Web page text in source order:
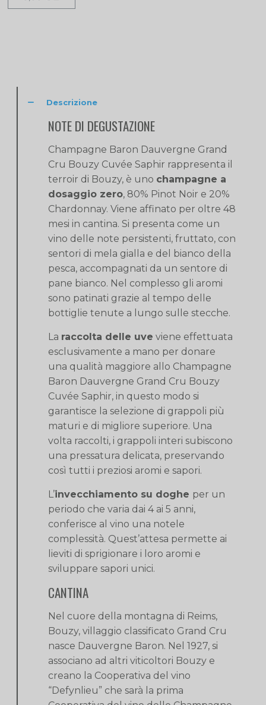
Descrizione
NOTE DI DEGUSTAZIONE
Champagne Baron Dauvergne Grand
Cru Bouzy​ Cuvée Saphir rappresenta il
terroir di Bouzy, è uno champagne a
dosaggio zero, 80% Pinot Noir e 20%
Chardonnay. Viene affinato per oltre 48
mesi in cantina. Si presenta come un
vino delle note persistenti, fruttato, con
sentori di mela gialla e del bianco della
pesca, accompagnati da un sentore di
pane bianco. Nel complesso gli aromi
sono patinati grazie al tempo delle
bottiglie tenute a lungo sulle stecche.
La raccolta delle uve viene effettuata
esclusivamente a mano per donare
una qualità maggiore allo Champagne
Baron Dauvergne Grand Cru Bouzy​
Cuvée Saphir, in questo modo si
garantisce la selezione di grappoli più
maturi e di migliore superiore. Una
volta raccolti, i grappoli interi subiscono
una pressatura delicata, preservando
così tutti i preziosi aromi e sapori.
L’invecchiamento su doghe per un
periodo che varia dai 4 ai 5 anni,
conferisce al vino una notele
complessità. Quest’attesa permette ai
lieviti di sprigionare i loro aromi e
sviluppare sapori unici.
CANTINA
Nel cuore della montagna di Reims,
Bouzy, villaggio classificato Grand Cru
nasce Dauvergne Baron. Nel 1927, si
associano ad altri viticoltori Bouzy e
creano la Cooperativa del vino
“Defynlieu” che sarà la prima